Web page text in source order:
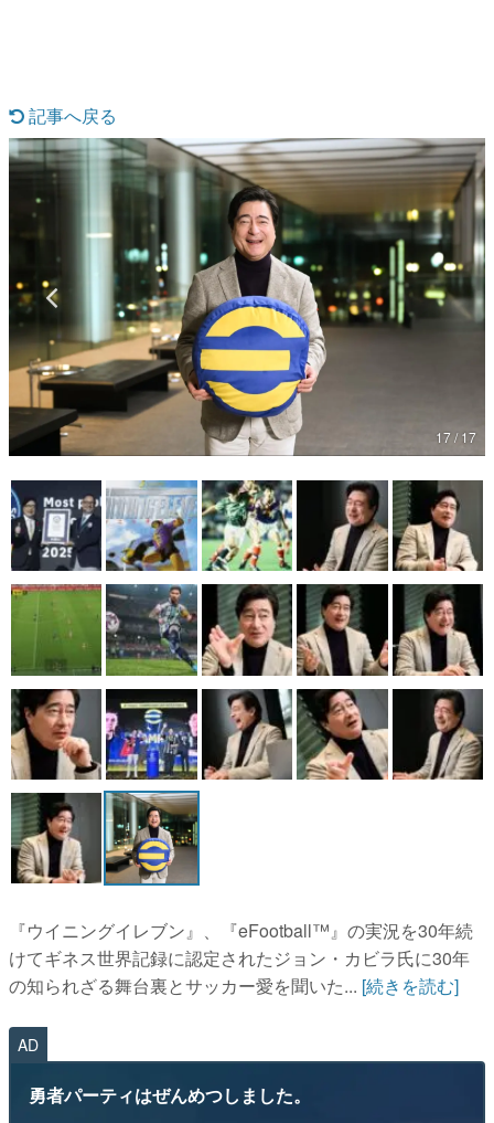
マンガ
女性向け
アプリレビュー
その他
電ファミニコゲーマーとは？
運営：株式会社マレ
記事へ戻る
17 / 17
『ウイニングイレブン』、『eFootball™︎』の実況を30年続
けてギネス世界記録に認定されたジョン・カビラ氏に30年
の知られざる舞台裏とサッカー愛を聞いた... [続きを読む]
AD
勇者パーティはぜんめつしました。